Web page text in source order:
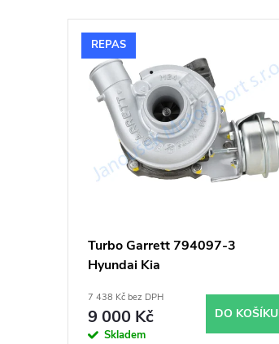
n
VREPAS
Turbo Garrett 794097-3
Hyundai Kia
7 438 Kč bez DPH
9 000 Kč
Skladem
DO KOŠÍKU